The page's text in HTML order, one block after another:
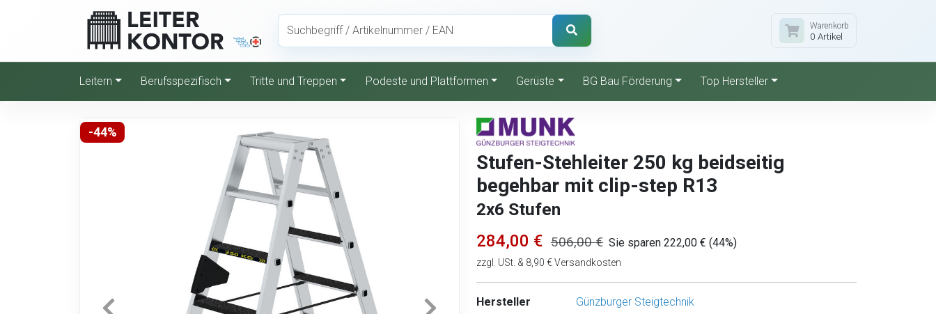
Warenkorb
0 Artikel
Leitern Berufsspezifisch Tritte und Treppen Podeste und Plattformen Gerüste BG Bau Förderung Top Hersteller
-44%
Stufen-Stehleiter 250 kg beidseitig
begehbar mit clip-step R13
2x6 Stufen
284,00 € 506,00 € Sie sparen 222,00 € (44%)
zzgl. USt. & 8,90 € Versandkosten
Hersteller
Günzburger Steigtechnik